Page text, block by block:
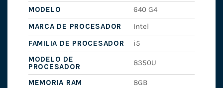
MODELO
640 G4
MARCA DE PROCESADOR
Intel
FAMILIA DE PROCESADOR
i5
MODELO DE
PROCESADOR
8350U
MEMORIA RAM
8GB